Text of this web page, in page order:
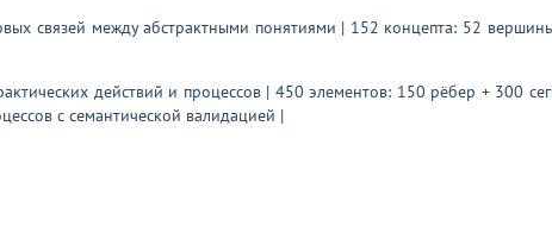
связей между абстрактными понятиями | 152 концепта: 52
действий и процессов | 450 элементов: 150 рёбер + 300
с семантической валидацией |